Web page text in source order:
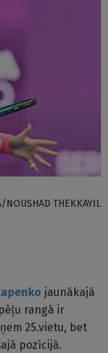
THEKKAYIL
jaunākajā
rangā ir
25.vietu, bet
pozīcijā.